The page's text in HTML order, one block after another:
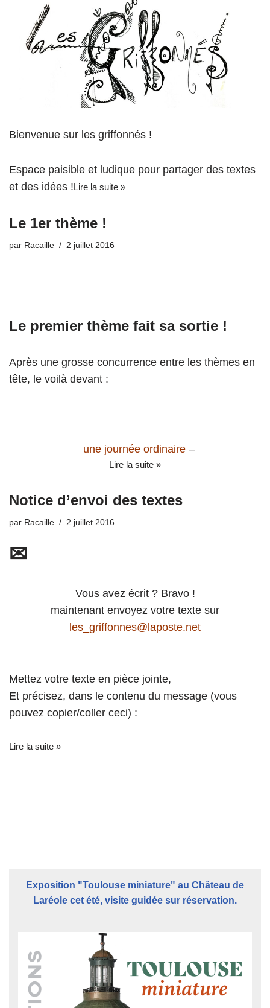
Bienvenue sur les griffonnés !
Espace paisible et ludique pour partager des textes
et des idées !Lire la suite »
Le 1er thème !
par Racaille 2 juillet 2016
Le premier thème fait sa sortie !
Après une grosse concurrence entre les thèmes en
tête, le voilà devant :
– une journée ordinaire–
Lire la suite »
Notice d’envoi des textes
par Racaille 2 juillet 2016
✉
Vous avez écrit ? Bravo !
maintenant envoyez votre texte sur
les_griffonnes@laposte.net
Mettez votre texte en pièce jointe,
Et précisez, dans le contenu du message (vous
pouvez copier/coller ceci) :
Lire la suite »
Exposition "Toulouse miniature" au Château de
Laréole cet été, visite guidée sur réservation.